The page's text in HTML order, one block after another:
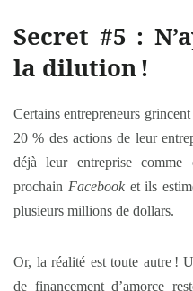
Secret #5 :
la dilution!
Certains entrepreneurs
20 % des actions de leur
déjà leur entreprise
prochain Facebooket ils
plusieurs millions de dollars.
Or, la réalité est toute autre !
de financement d’amorce